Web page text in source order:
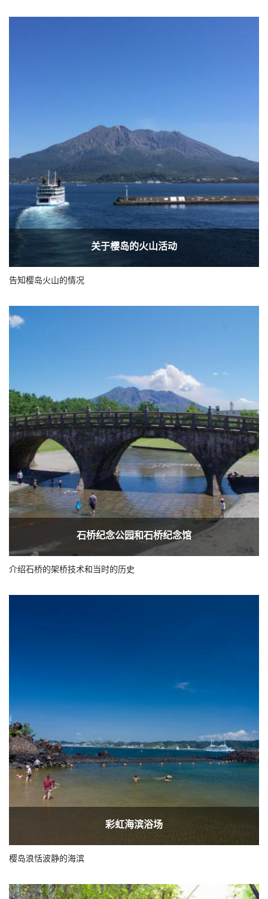
关于樱岛的火山活动
告知樱岛火山的情况
石桥纪念公园和石桥纪念馆
介绍石桥的架桥技术和当时的历史
彩虹海滨浴场
樱岛浪恬波静的海滨